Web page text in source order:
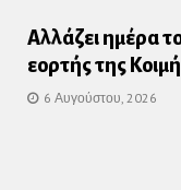
Αλλάζει ημέρα
εορτής της
6 Αυγούστου, 2026